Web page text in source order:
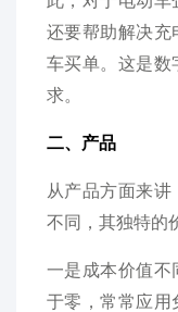
还要帮助解决充
车买单。这是数
求。
二、产品
从产品方面来
不同，其独特的
一是成本价值不
于零，常常应用